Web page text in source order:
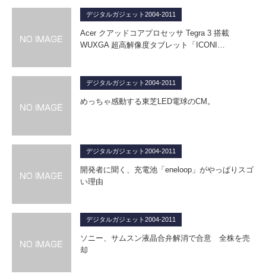
デジタルガジェット2004-2011
Acer クアッドコアプロセッサ Tegra 3 搭載
WUXGA 超高解像度タブレット「ICONI…
デジタルガジェット2004-2011
めっちゃ感動する東芝LED電球のCM。
デジタルガジェット2004-2011
開発者に聞く、充電池「eneloop」がやっぱりスゴ
い理由
デジタルガジェット2004-2011
ソニー、サムスン液晶合弁解消で合意 全株を売
却